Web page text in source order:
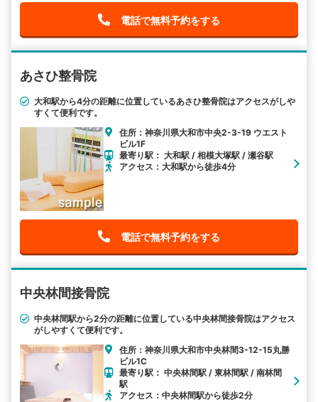
電話で無料予約をする
あさひ整骨院
大和駅から4分の距離に位置しているあさひ整骨院はアクセスがしや
すくて便利です。
住所：神奈川県大和市中央2-3-19 ウエスト
ビル1F
最寄り駅： 大和駅 / 相模大塚駅 / 瀬谷駅
アクセス：大和駅から徒歩4分
電話で無料予約をする
中央林間接骨院
中央林間駅から2分の距離に位置している中央林間接骨院はアクセス
がしやすくて便利です。
住所：神奈川県大和市中央林間3-12-15丸勝
ビル1C
最寄り駅： 中央林間駅 / 東林間駅 / 南林間
駅
アクセス：中央林間駅から徒歩2分